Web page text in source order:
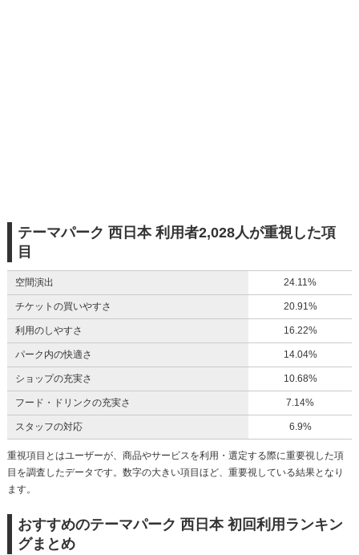
テーマパーク 西日本 利用者2,028人が重視した項
目
空間演出 24.11%
チケットの買いやすさ 20.91%
利用のしやすさ 16.22%
パーク内の快適さ 14.04%
ショップの充実さ 10.68%
フード・ドリンクの充実さ 7.14%
スタッフの対応 6.9%
重視項目とはユーザーが、商品やサービスを利用・選定する際に重要視した項
目を調査したデータです。数字の大きい項目ほど、重要視している結果となり
ます。
おすすめのテーマパーク 西日本 初回利用ランキン
グまとめ